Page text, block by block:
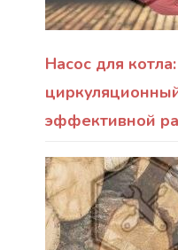
Насос для
эффективной